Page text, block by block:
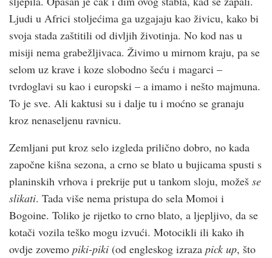
Ljudi u Africi stoljećima ga uzgajaju kao živicu, kako bi
svoja stada zaštitili od divljih životinja. No kod nas u
misiji nema grabežljivaca. Živimo u mirnom kraju, pa se
selom uz krave i koze slobodno šeću i magarci –
tvrdoglavi su kao i europski – a imamo i nešto majmuna.
To je sve. Ali kaktusi su i dalje tu i moćno se granaju
kroz nenaseljenu ravnicu.
Zemljani put kroz selo izgleda prilično dobro, no kada
započne kišna sezona, a crno se blato u bujicama spusti s
planinskih vrhova i prekrije put u tankom sloju, možeš se
slikati. Tada više nema pristupa do sela Momoi i
Bogoine. Toliko je rijetko to crno blato, a ljepljivo, da se
kotači vozila teško mogu izvući. Motocikli ili kako ih
ovdje zovemo piki-piki (od engleskog izraza pick up, što